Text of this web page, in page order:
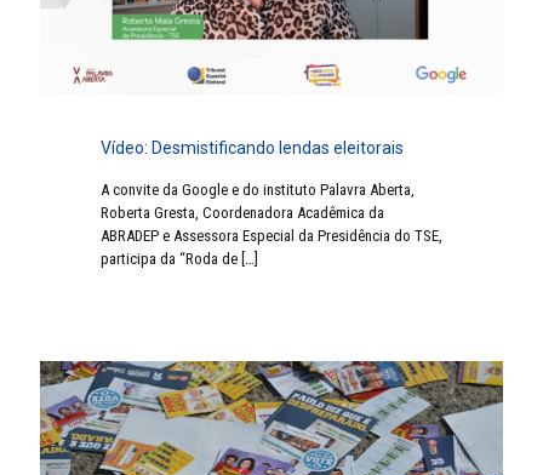
Vídeo: Desmistificando lendas eleitorais
A convite da Google e do instituto Palavra Aberta,
Roberta Gresta, Coordenadora Acadêmica da
ABRADEP e Assessora Especial da Presidência do TSE,
participa da “Roda de […]